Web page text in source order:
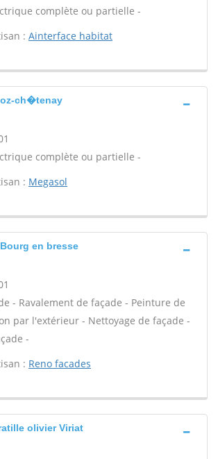
complète ou partielle -
: Ainterface habitat
ch�tenay
complète ou partielle -
: Megasol
en bresse
- Ravalement de façade - Peinture de
par l'extérieur - Nettoyage de façade -
-
: Reno facades
olivier Viriat